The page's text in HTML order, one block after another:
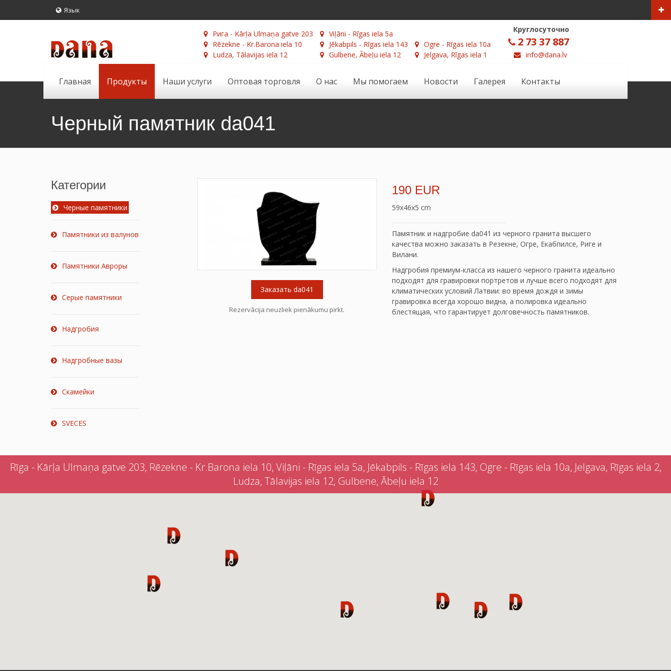
Язык
Рига - Kārļa Ulmaņa gatve 203
Rēzekne - Kr.Barona iela 10
Ludza, Tālavijas iela 12
Viļāni - Rīgas iela 5a
Jēkabpils - Rīgas iela 143
Gulbene, Ābeļu iela 12
Ogre - Rīgas iela 10a
Jelgava, Rīgas iela 1
Круглосуточно
2 73 37 887
info@dana.lv
Главная Продукты Наши услуги Оптовая торговля О нас Мы помогаем Новости Галерея Контакты
Черный памятник da041
Категории
Черные памятники
Памятники из валунов
Памятники Авроры
Серые памятники
Надгробия
Надгробные вазы
Скамейки
SVECES
Заказать da041
Rezervācija neuzliek pienākumu pirkt.
190 EUR
59x46x5 cm
Памятник и надгробие da041 из черного гранита высшего
качества можно заказать в Резекне, Огре, Екабпилсе, Риге и
Вилани.
Надгробия премиум-класса из нашего черного гранита идеально
подходят для гравировки портретов и лучше всего подходят для
климатических условий Латвии: во время дождя и зимы
гравировка всегда хорошо видна, а полировка идеально
блестящая, что гарантирует долговечность памятников.
Rīga - Kārļa Ulmaņa gatve 203, Rēzekne - Kr.Barona iela 10, Viļāni - Rīgas iela 5a, Jēkabpils - Rīgas iela 143, Ogre - Rīgas iela 10a, Jelgava, Rīgas iela 2,
Ludza, Tālavijas iela 12, Gulbene, Ābeļu iela 12